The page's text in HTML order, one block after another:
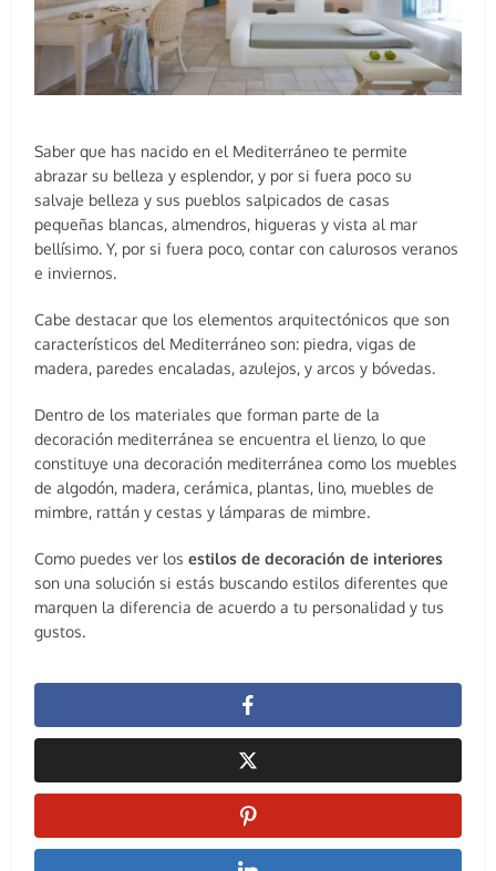
Saber que has nacido en el Mediterráneo te permite
abrazar su belleza y esplendor, y por si fuera poco su
salvaje belleza y sus pueblos salpicados de casas
pequeñas blancas, almendros, higueras y vista al mar
bellísimo. Y, por si fuera poco, contar con calurosos veranos
e inviernos.
Cabe destacar que los elementos arquitectónicos que son
característicos del Mediterráneo son: piedra, vigas de
madera, paredes encaladas, azulejos, y arcos y bóvedas.
Dentro de los materiales que forman parte de la
decoración mediterránea se encuentra el lienzo, lo que
constituye una decoración mediterránea como los muebles
de algodón, madera, cerámica, plantas, lino, muebles de
mimbre, rattán y cestas y lámparas de mimbre.
Como puedes ver losestilos de decoración de interiores
son una solución si estás buscando estilos diferentes que
marquen la diferencia de acuerdo a tu personalidad y tus
gustos.